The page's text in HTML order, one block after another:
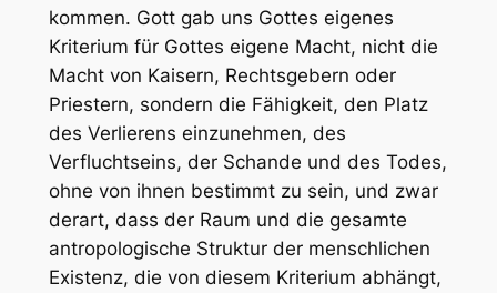
kommen. Gott gab uns Gottes eigenes
Kriterium für Gottes eigene Macht, nicht die
Macht von Kaisern, Rechtsgebern oder
Priestern, sondern die Fähigkeit, den Platz
des Verlierens einzunehmen, des
Verfluchtseins, der Schande und des Todes,
ohne von ihnen bestimmt zu sein, und zwar
derart, dass der Raum und die gesamte
antropologische Struktur der menschlichen
Existenz, die von diesem Kriterium abhängt,